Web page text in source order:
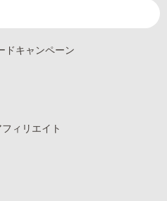
ドキャンペーン
ィリエイト